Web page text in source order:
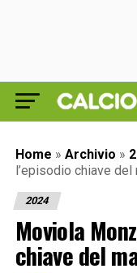
Home » Archivio »
l’episodio chiave del
2024
Moviola
chiave del